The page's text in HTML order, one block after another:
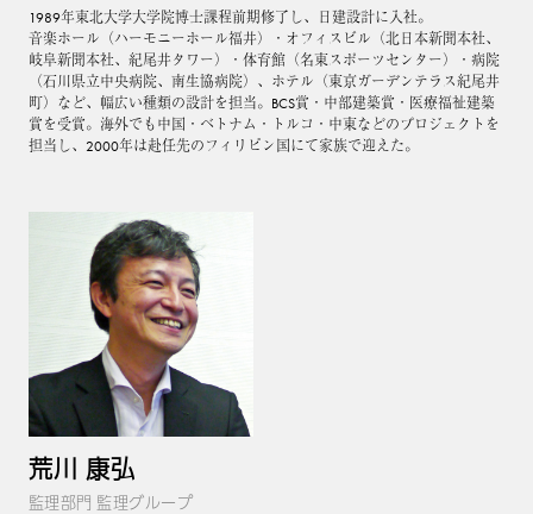
1989年東北大学大学院博士課程前期修了し、日建設計に入社。
音楽ホール（ハーモニーホール福井）・オフィスビル（北日本新聞本社、
岐阜新聞本社、紀尾井タワー）・体育館（名東スポーツセンター）・病院
（石川県立中央病院、南生協病院）、ホテル（東京ガーデンテラス紀尾井
町）など、幅広い種類の設計を担当。BCS賞・中部建築賞・医療福祉建築
賞を受賞。海外でも中国・ベトナム・トルコ・中東などのプロジェクトを
担当し、2000年は赴任先のフィリピン国にて家族で迎えた。
荒川 康弘
監理部門 監理グループ